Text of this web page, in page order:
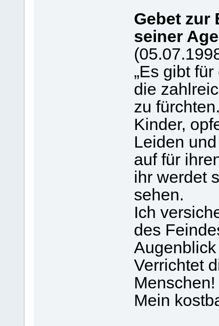
Gebet zur
seiner
„Es gibt
die
zu
Kinder,
Leiden
auf für
ihr werdet
sehen.
Ich
des
Verrichtet
Menschen!
Mein